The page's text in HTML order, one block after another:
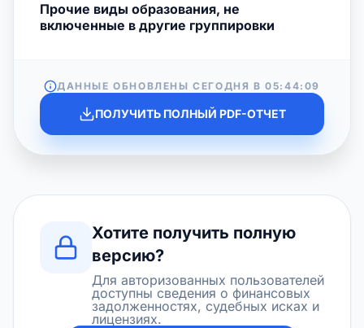
Прочие виды образования, не
включенные в другие группировки
ДАННЫЕ ОБНОВЛЕНЫ СЕГОДНЯ В05:44:09
ПОЛУЧИТЬ ПОЛНЫЙ PDF-ОТЧЕТ
Хотите получить полную
версию?
Для авторизованных пользователей
доступны сведения о финансовых
задолженностях, судебных исках и
лицензиях.